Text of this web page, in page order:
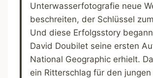
Unterwasserfotografie neue
beschreiten, der Schlüssel
Und diese Erfolgsstory
David Doubilet seine ersten
National Geographic erhielt.
ein Ritterschlag für den jungen